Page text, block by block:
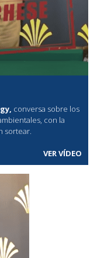
conversa sobre los
con la
sortear.
VER VÍDEO